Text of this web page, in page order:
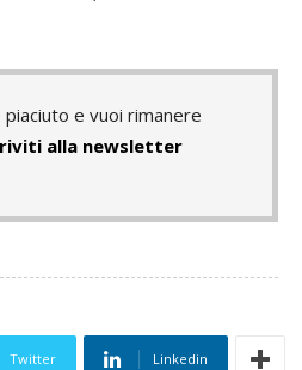
e vuoi rimanere
alla newsletter
Twitter Linkedin